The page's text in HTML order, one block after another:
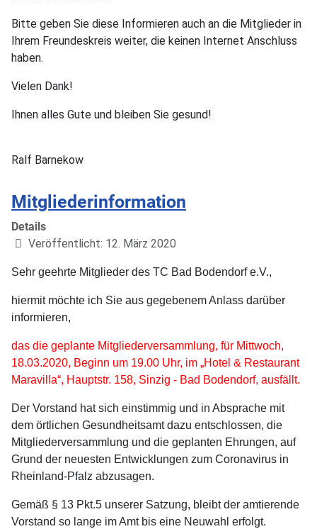
Bitte geben Sie diese Informieren auch an die Mitglieder in
Ihrem Freundeskreis weiter, die keinen Internet Anschluss
haben.
Vielen Dank!
Ihnen alles Gute und bleiben Sie gesund!
Ralf Barnekow
Mitgliederinformation
Details
Veröffentlicht: 12. März 2020
Sehr geehrte Mitglieder des TC Bad Bodendorf e.V.,
hiermit möchte ich Sie aus gegebenem Anlass darüber
informieren,
das die geplante Mitgliederversammlung, für Mittwoch,
18.03.2020, Beginn um 19.00 Uhr, im „Hotel & Restaurant
Maravilla“, Hauptstr. 158, Sinzig - Bad Bodendorf, ausfällt.
Der Vorstand hat sich einstimmig und in Absprache mit
dem örtlichen Gesundheitsamt dazu entschlossen, die
Mitgliederversammlung und die geplanten Ehrungen, auf
Grund der neuesten Entwicklungen zum Coronavirus in
Rheinland-Pfalz abzusagen.
Gemäß § 13 Pkt.5 unserer Satzung, bleibt der amtierende
Vorstand so lange im Amt bis eine Neuwahl erfolgt.